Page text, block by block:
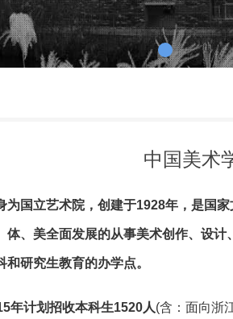
中国美术
国立艺术院，创建于1928年，是国
体、美全面发展的从事美术创作、设
和研究生教育的办学点。
年计划招收本科生1520人(含：面向浙